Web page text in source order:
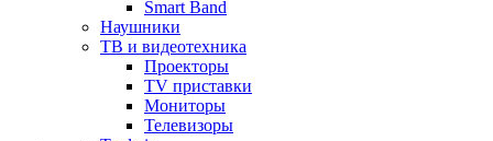
Smart Band
Наушники
ТВ и видеотехника
Проекторы
TV приставки
Мониторы
Телевизоры